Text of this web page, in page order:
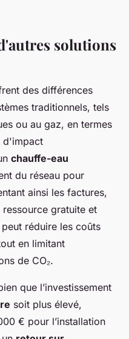
solutions
des différences
traditionnels, tels
ou au gaz, en termes
d'impact
chauffe-eau
du réseau pour
ainsi les factures,
gratuite et
réduire les coûts
en limitant
de CO₂.
que l’investissement
soit plus élevé,
€ pour l’installation